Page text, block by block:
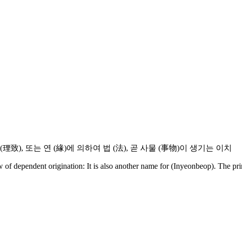
致), 또는 연 (緣)에 의하여 법 (法), 곧 사물 (事物)이 생기는 이치
of dependent origination: It is also another name for (Inyeonbeop). The